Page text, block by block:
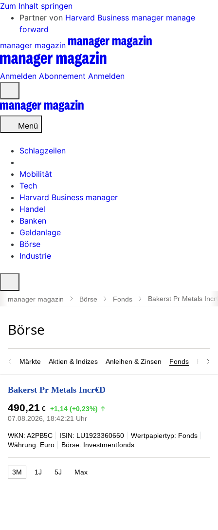
Zum Inhalt springen
Partner von Harvard Business manager manage
forward
manager magazin
Anmelden Abonnement Anmelden
öffnen
Menü
Schlagzeilen
Mobilität
Tech
Harvard Business manager
Handel
Banken
Geldanlage
Börse
Industrie
öffnen
manager magazin Börse Fonds Bakerst Pr Metals
Märkte Aktien & Indizes Anleihen & Zinsen Fonds
Bakerst Pr Metals Incr€D
490,21 € +1,14 (+0,23%)
07.08.2026, 18:42:21 Uhr
WKN: A2PB5C ISIN: LU1923360660
Wertpapiertyp: Fonds
Währung: Euro
Börse: Investmentfonds
3M 1J 5J Max